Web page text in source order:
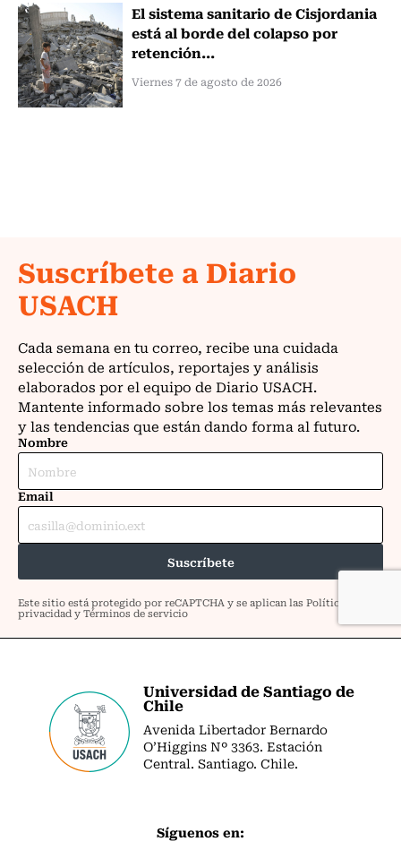
El sistema sanitario de Cisjordania
está al borde del colapso por
retención...
Viernes 7 de agosto de 2026
Universidad de Santiago de
Chile
Avenida Libertador Bernardo
O’Higgins Nº 3363. Estación
Central. Santiago. Chile.
Síguenos en: